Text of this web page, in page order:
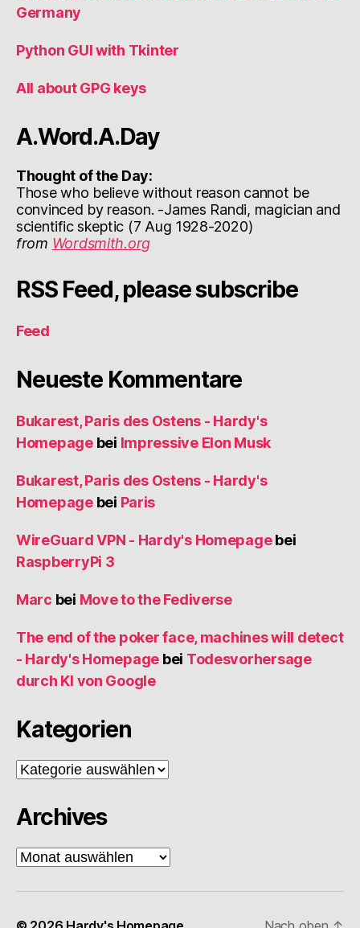
Germany
Python GUI with Tkinter
All about GPG keys
A.Word.A.Day
Thought of the Day:
Those who believe without reason cannot be
convinced by reason. -James Randi, magician and
scientific skeptic (7 Aug 1928-2020)
from Wordsmith.org
RSS Feed, please subscribe
Feed
Neueste Kommentare
Bukarest, Paris des Ostens - Hardy's
Homepagebei Impressive Elon Musk
Bukarest, Paris des Ostens - Hardy's
Homepagebei Paris
WireGuard VPN - Hardy's Homepagebei
RaspberryPi 3
Marc bei Move to the Fediverse
The end of the poker face, machines will detect
- Hardy's Homepage bei Todesvorhersage
durch KI von Google
Kategorien
Kategorien
Archives
Archives